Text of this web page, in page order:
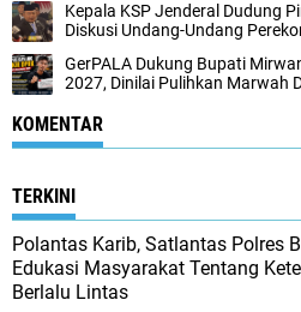
Kepala KSP Jenderal Dudung
Diskusi Undang-Undang
GerPALA Dukung Bupati
2027, Dinilai Pulihkan Marwah
KOMENTAR
TERKINI
Polantas Karib, Satlantas Polres
Edukasi Masyarakat Tentang
Berlalu Lintas